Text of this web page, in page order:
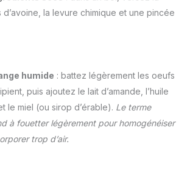
la levure chimique et une pincée
humide : battez légèrement les oeufs
puis ajoutez le lait d’amande, l’huile
le miel (ou sirop d’érable). Le terme
à fouetter légèrement pour homogénéiser
trop d’air.